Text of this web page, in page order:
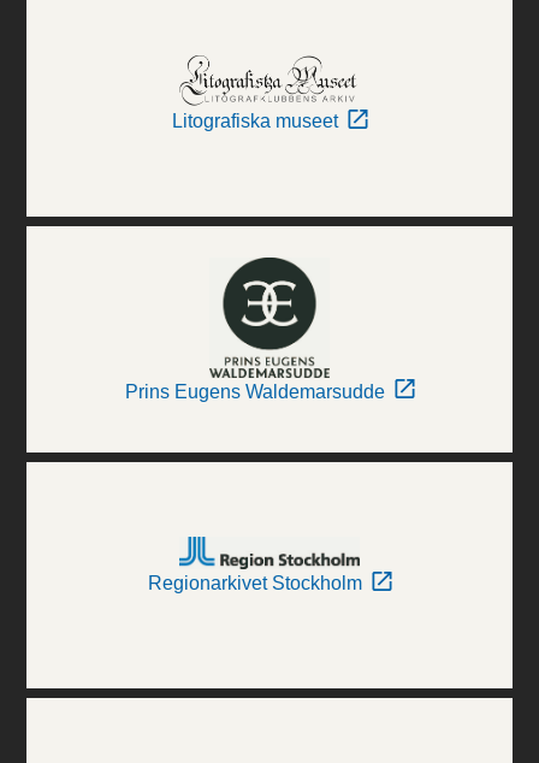
Litografiska museet
Prins Eugens Waldemarsudde
Regionarkivet Stockholm